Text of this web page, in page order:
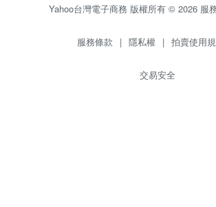
Yahoo台灣電子商務 版權所有 © 2026 服
服務條款 | 隱私權 | 拍賣使用
交易安全